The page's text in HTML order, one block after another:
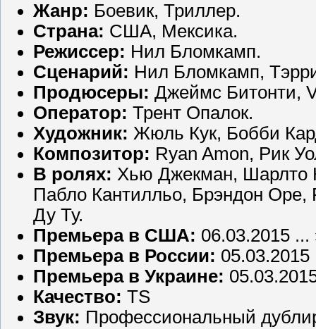
Жанр: Боевик, Триллер.
Страна: США, Мексика.
Режиссер: Нил Бломкамп.
Сценарий: Нил Бломкамп,
Продюсеры: Джеймс Битонти,
Оператор: Трент Опалок.
Художник: Жюль Кук, Бобби
Композитор: Ryan Amon, Рик
В ролях: Хью Джекман, Шарлто
Пабло Кантилльо, Брэндон
Ду Ту.
Премьера в США: 06.03.2015 ...
Премьера в России: 05.03.2015
Премьера в Украине:
Качество: TS
Звук: Профессиональный